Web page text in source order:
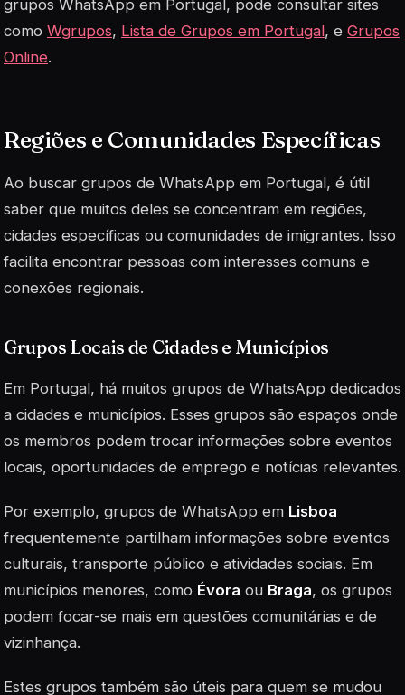
grupos WhatsApp em Portugal, pode consultar sites
como Wgrupos, Lista de Grupos em Portugal, e Grupos
Online.
Regiões e Comunidades Específicas
Ao buscar grupos de WhatsApp em Portugal, é útil
saber que muitos deles se concentram em regiões,
cidades específicas ou comunidades de imigrantes. Isso
facilita encontrar pessoas com interesses comuns e
conexões regionais.
Grupos Locais de Cidades e Municípios
Em Portugal, há muitos grupos de WhatsApp dedicados
a cidades e municípios. Esses grupos são espaços onde
os membros podem trocar informações sobre eventos
locais, oportunidades de emprego e notícias relevantes.
Por exemplo, grupos de WhatsApp em Lisboa
frequentemente partilham informações sobre eventos
culturais, transporte público e atividades sociais. Em
municípios menores, como Évora ou Braga, os grupos
podem focar-se mais em questões comunitárias e de
vizinhança.
Estes grupos também são úteis para quem se mudou